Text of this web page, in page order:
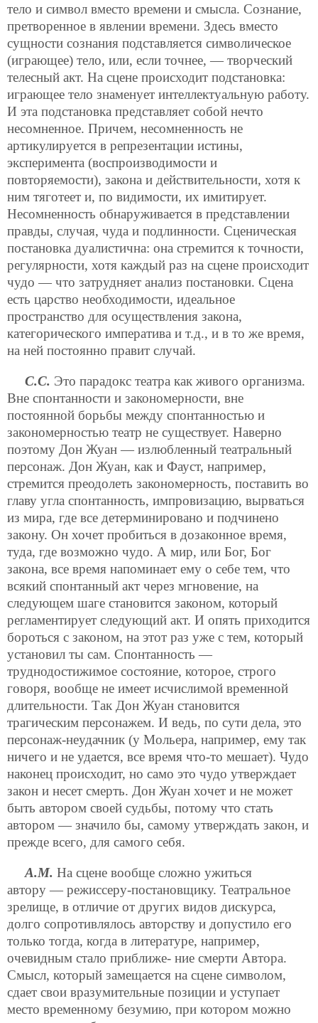
тело и символ вместо времени и смысла. Сознание,
претворенное в явлении времени. Здесь вместо
сущности сознания подставляется символическое
(играющее) тело, или, если точнее, — творческий
телесный акт. На сцене происходит подстановка:
играющее тело знаменует интеллектуальную работу.
И эта подстановка представляет собой нечто
несомненное. Причем, несомненность не
артикулируется в репрезентации истины,
эксперимента (воспроизводимости и
повторяемости), закона и действительности, хотя к
ним тяготеет и, по видимости, их имитирует.
Несомненность обнаруживается в представлении
правды, случая, чуда и подлинности. Сценическая
постановка дуалистична: она стремится к точности,
регулярности, хотя каждый раз на сцене происходит
чудо — что затрудняет анализ постановки. Сцена
есть царство необходимости, идеальное
пространство для осуществления закона,
категорического императива и т.д., и в то же время,
на ней постоянно правит случай.
С.С. Это парадокс театра как живого организма.
Вне спонтанности и закономерности, вне
постоянной борьбы между спонтанностью и
закономерностью театр не существует. Наверно
поэтому Дон Жуан — излюбленный театральный
персонаж. Дон Жуан, как и Фауст, например,
стремится преодолеть закономерность, поставить во
главу угла спонтанность, импровизацию, вырваться
из мира, где все детерминировано и подчинено
закону. Он хочет пробиться в дозаконное время,
туда, где возможно чудо. А мир, или Бог, Бог
закона, все время напоминает ему о себе тем, что
всякий спонтанный акт через мгновение, на
следующем шаге становится законом, который
регламентирует следующий акт. И опять приходится
бороться с законом, на этот раз уже с тем, который
установил ты сам. Спонтанность —
труднодостижимое состояние, которое, строго
говоря, вообще не имеет исчислимой временной
длительности. Так Дон Жуан становится
трагическим персонажем. И ведь, по сути дела, это
персонаж-неудачник (у Мольера, например, ему так
ничего и не удается, все время что-то мешает). Чудо
наконец происходит, но само это чудо утверждает
закон и несет смерть. Дон Жуан хочет и не может
быть автором своей судьбы, потому что стать
автором — значило бы, самому утверждать закон, и
прежде всего, для самого себя.
А.М. На сцене вообще сложно ужиться
автору — режиссеру-постановщику. Театральное
зрелище, в отличие от других видов дискурса,
долго сопротивлялось авторству и допустило его
только тогда, когда в литературе, например,
очевидным стало приближе- ние смерти Автора.
Смысл, который замещается на сцене символом,
сдает свои вразумительные позиции и уступает
место временному безумию, при котором можно